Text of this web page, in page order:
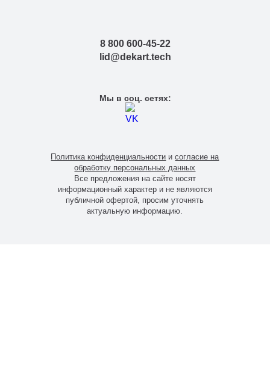
8 800 600-45-22
lid@dekart.tech
Мы в соц. сетях:
Все предложения на сайте носят
информационный характер и не являются
публичной офертой, просим уточнять
актуальную информацию.
Политика конфиденциальности исогласие на
обработку персональных данных